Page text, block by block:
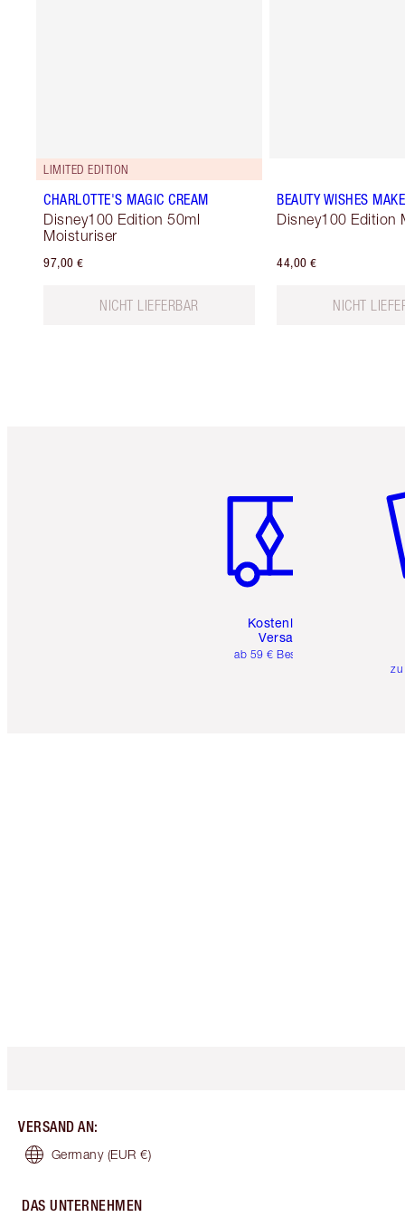
LIMITED EDITION
CHARLOTTE'S MAGIC CREAM
Disney100 Edition 50ml
Moisturiser
97,00 €
NICHT LIEFERBAR
BEAUTY WISHES
Disney100 Edition
44,00 €
NICHT
Kostenloser
Versand
ab 59 € Bestellwert
zu
VERSAND AN:
Germany (EUR €)
DAS UNTERNEHMEN